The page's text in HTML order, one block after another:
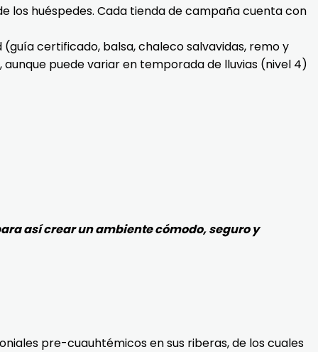
los huéspedes. Cada tienda de campaña cuenta con
certificado, balsa, chaleco salvavidas, remo y
puede variar en temporada de lluvias (nivel 4)
así crear un ambiente cómodo, seguro y
pre-cuauhtémicos en sus riberas, de los cuales